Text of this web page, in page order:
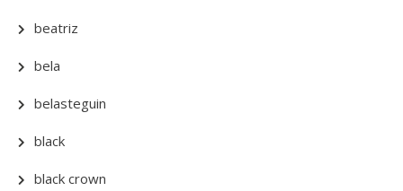
beatriz
bela
belasteguin
black
black crown